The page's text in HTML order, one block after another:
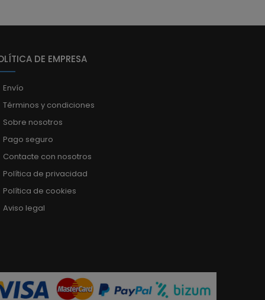
DE EMPRESA
Envío
Términos y condiciones
Sobre nosotros
Pago seguro
Contacte con nosotros
Política de privacidad
Política de cookies
Aviso legal